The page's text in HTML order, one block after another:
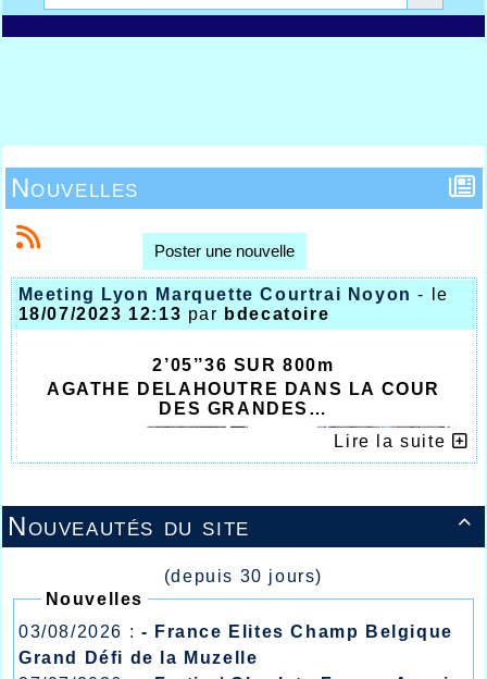

Nouveautés du site
(depuis 30 jours)
Nouvelles
03/08/2026 : - France Elites Champ Belgique
Grand Défi de la Muzelle
Nouvelles
Poster une nouvelle
Meeting Lyon Marquette Courtrai Noyon - le
18/07/2023 12:13 par bdecatoire
2’05’’36 SUR 800m
AGATHE DELAHOUTRE DANS LA COUR
DES GRANDES…
Lire la suite